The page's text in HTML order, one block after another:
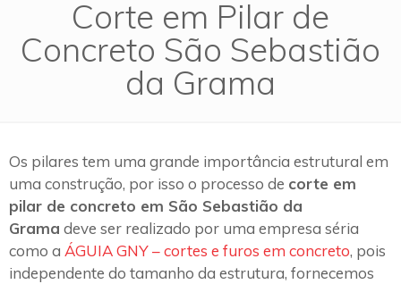
Corte em Pilar de
Concreto São Sebastião
da Grama
Os pilares tem uma grande importância estrutural em
uma construção, por isso o processo de corte em
pilar de concreto em São Sebastião da
Grama deve ser realizado por uma empresa séria
como a ÁGUIA GNY – cortes e furos em concreto, pois
independente do tamanho da estrutura, fornecemos